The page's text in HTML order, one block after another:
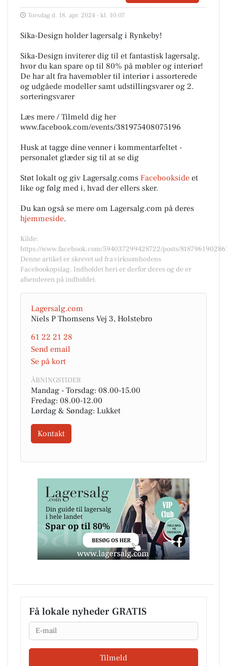
Torsdag d. 18. apr. 2024 - kl. 10:07
Sika-Design holder lagersalg i Rynkeby!
Sika-Design inviterer dig til et fantastisk lagersalg,
hvor du kan spare op til 80% på møbler og interiør!
De har alt fra havemøbler til interiør i assorterede
og udgåede modeller samt udstillingsvarer og 2.
sorteringsvarer
Læs mere / Tilmeld dig her
www.facebook.com/events/381975408075196
Husk at tagge dine venner i kommentarfeltet -
personalet glæder sig til at se dig
Støt lokalt og giv Lagersalg.coms Facebookside et
like og følg med i, hvad der ellers sker.
Du kan også se mere om Lagersalg.com på deres
hjemmeside.
Kilde:
https://www.facebook.com/594037299428722/posts/
Denne artikel er skrevet ud fra virksomhedens
Facebookopslag. Indholdet heri er derfor deres og de er
afsenderen på indholdet.
Lagersalg.com
Niels P Thomsens Vej 3, Holstebro
61 22 21 28
Send email
Se på kort
ÅBNINGSTIDER
Mandag - Torsdag: 08.00-15.00
Fredag: 08.00-12.00
Lørdag & Søndag: Lukket
Kontakt
Få lokale nyheder GRATIS
Email
Tilmeld